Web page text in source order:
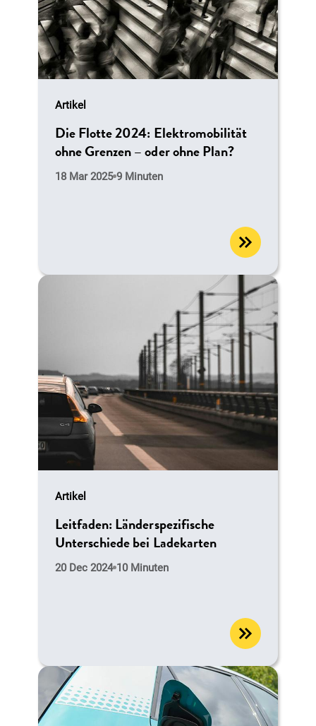
Artikel
Die Flotte 2024: Elektromobilität
ohne Grenzen – oder ohne Plan?
18 Mar 2025 9 Minuten
Artikel
Leitfaden: Länderspezifische
Unterschiede bei Ladekarten
20 Dec 2024 10 Minuten